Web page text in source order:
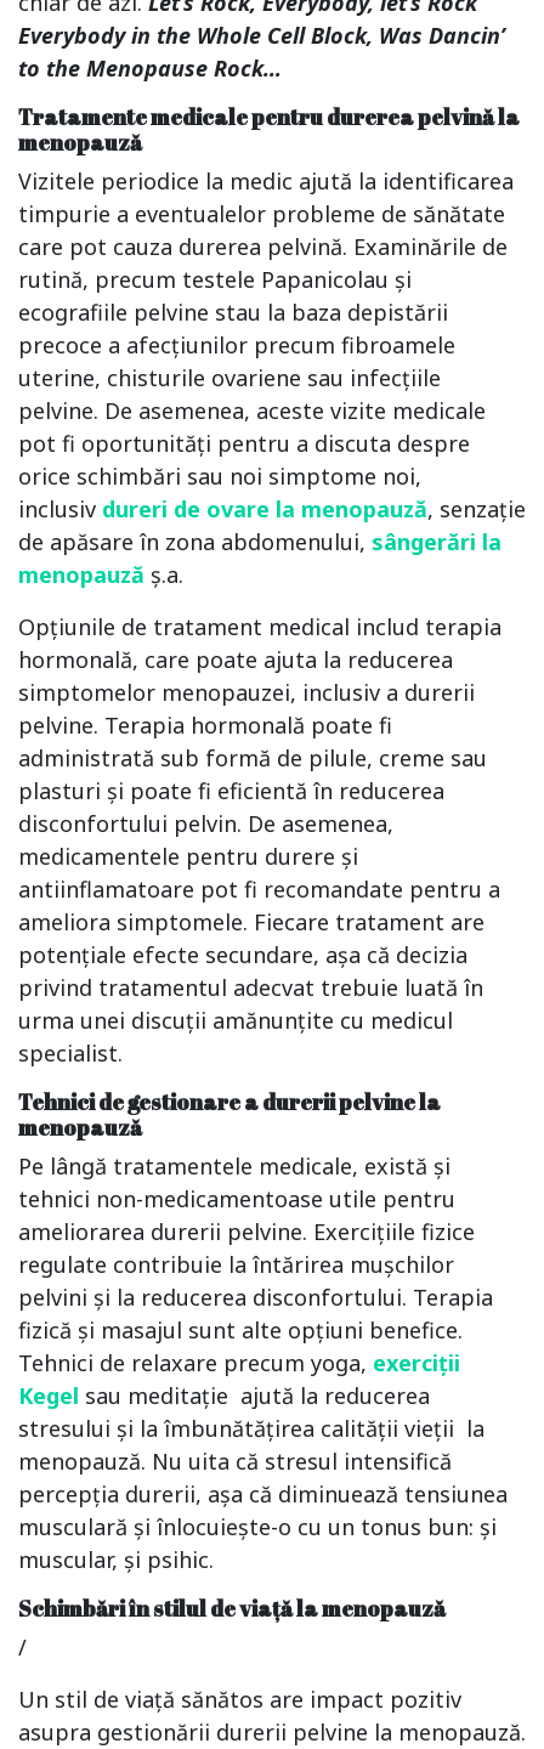
Everybody in the Whole Cell Block, Was Dancin’
to the Menopause Rock…
Tratamente medicale pentru durerea pelvină la
menopauză
Vizitele periodice la medic ajută la identificarea
timpurie a eventualelor probleme de sănătate
care pot cauza durerea pelvină. Examinările de
rutină, precum testele Papanicolau și
ecografiile pelvine stau la baza depistării
precoce a afecțiunilor precum fibroamele
uterine, chisturile ovariene sau infecțiile
pelvine. De asemenea, aceste vizite medicale
pot fi oportunități pentru a discuta despre
orice schimbări sau noi simptome noi,
inclusiv dureri de ovare la menopauză, senzație
de apăsare în zona abdomenului, sângerări la
menopauză ș.a.
Opțiunile de tratament medical includ terapia
hormonală, care poate ajuta la reducerea
simptomelor menopauzei, inclusiv a durerii
pelvine. Terapia hormonală poate fi
administrată sub formă de pilule, creme sau
plasturi și poate fi eficientă în reducerea
disconfortului pelvin. De asemenea,
medicamentele pentru durere și
antiinflamatoare pot fi recomandate pentru a
ameliora simptomele. Fiecare tratament are
potențiale efecte secundare, așa că decizia
privind tratamentul adecvat trebuie luată în
urma unei discuții amănunțite cu medicul
specialist.
Tehnici de gestionare a durerii pelvine la
menopauză
Pe lângă tratamentele medicale, există și
tehnici non-medicamentoase utile pentru
ameliorarea durerii pelvine. Exercițiile fizice
regulate contribuie la întărirea mușchilor
pelvini și la reducerea disconfortului. Terapia
fizică și masajul sunt alte opțiuni benefice.
Tehnici de relaxare precum yoga, exerciții
Kegel sau meditație ajută la reducerea
stresului și la îmbunătățirea calității vieții la
menopauză. Nu uita că stresul intensifică
percepția durerii, așa că diminuează tensiunea
musculară și înlocuiește-o cu un tonus bun: și
muscular, și psihic.
Schimbări în stilul de viață la menopauză
/
Un stil de viață sănătos are impact pozitiv
asupra gestionării durerii pelvine la menopauză.